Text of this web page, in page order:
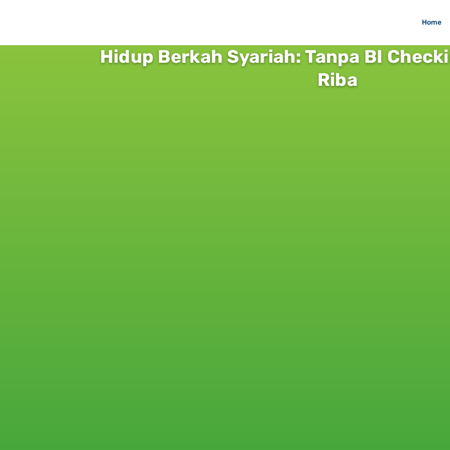
Home
Hidup Berkah Syariah: Tanpa BI
Riba